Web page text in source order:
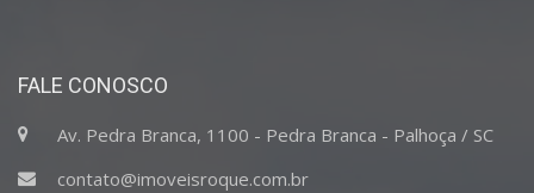
FALE CONOSCO
Av. Pedra Branca, 1100 - Pedra Branca - Palhoça / SC
contato@imoveisroque.com.br